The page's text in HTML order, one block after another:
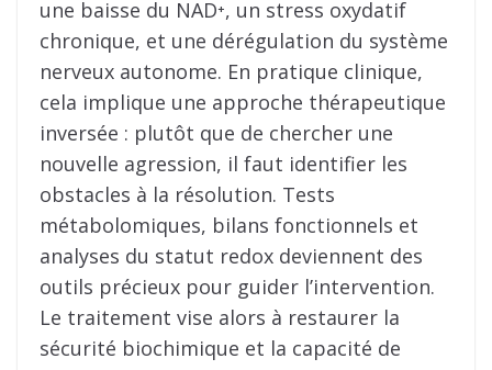
une baisse du NAD⁺, un stress oxydatif
chronique, et une dérégulation du système
nerveux autonome. En pratique clinique,
cela implique une approche thérapeutique
inversée : plutôt que de chercher une
nouvelle agression, il faut identifier les
obstacles à la résolution. Tests
métabolomiques, bilans fonctionnels et
analyses du statut redox deviennent des
outils précieux pour guider l’intervention.
Le traitement vise alors à restaurer la
sécurité biochimique et la capacité de